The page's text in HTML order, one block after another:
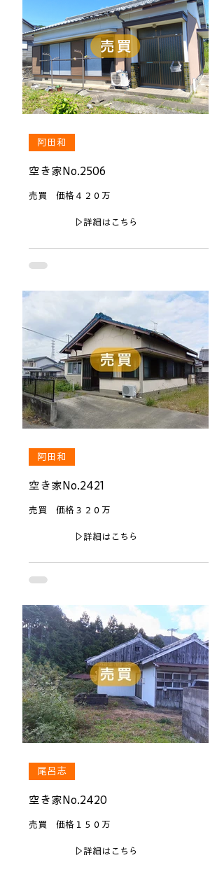
空き家No.2506
売買 価格４２０万
▷詳細はこちら
阿田和
空き家No.2421
売買 価格３２０万
▷詳細はこちら
阿田和
空き家No.2420
売買 価格１５０万
▷詳細はこちら
尾呂志